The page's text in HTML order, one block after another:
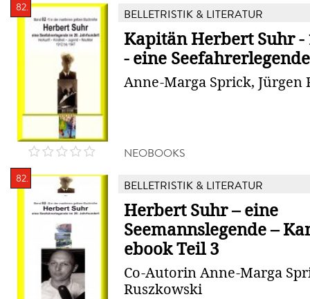
82. BELLETRISTIK & LITERATUR
Kapitän Herbert Suhr -
- eine
Anne-Marga Sprick, Jürgen
NEOBOOKS
82. BELLETRISTIK & LITERATUR
Herbert Suhr – eine
Seemannslegende –
ebook Teil 3
Co-Autorin Anne-Marga
Ruszkowski